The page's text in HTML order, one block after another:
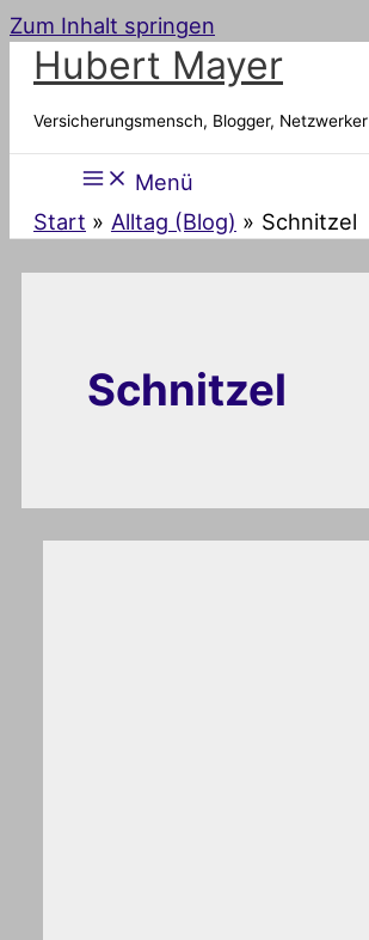
Zum Inhalt springen
Hubert Mayer
Versicherungsmensch, Blogger, Netzwerker
Menü
Start
Alltag (Blog) Schnitzel
Schnitzel